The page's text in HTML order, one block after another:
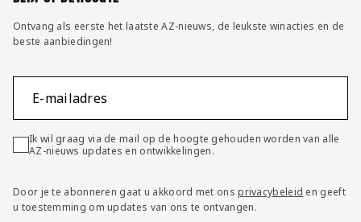
Ontvang als eerste het laatste AZ-nieuws, de leukste winacties en de
beste aanbiedingen!
E-mailadres
Ik wil graag via de mail op de hoogte gehouden worden van alle
AZ-nieuws updates en ontwikkelingen.
Door je te abonneren gaat u akkoord met onsprivacybeleid en geeft
u toestemming om updates van ons te ontvangen.